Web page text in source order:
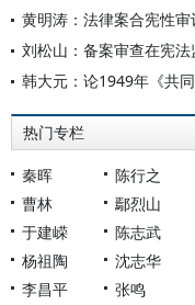
黄明涛：法律案合宪性
刘松山：备案审查在宪
韩大元：论1949年《共
热门专栏
秦晖 陈行之
曹林
鄢烈山
于建嵘
陈志武
杨祖陶
沈志华
李昌平
张鸣